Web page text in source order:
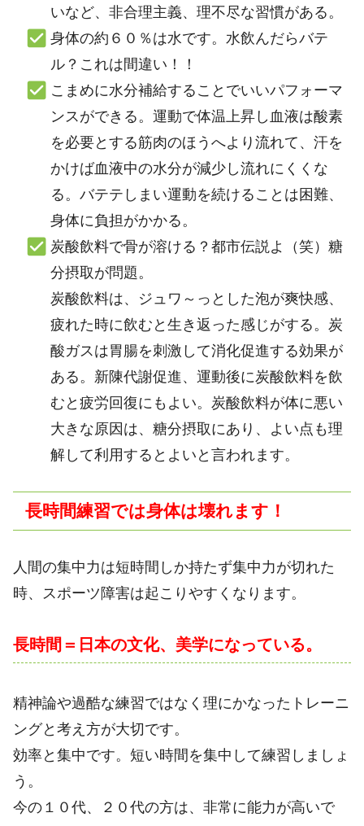
いなど、非合理主義、理不尽な習慣がある。
身体の約６０％は水です。水飲んだらバテ
ル？これは間違い！！
こまめに水分補給することでいいパフォーマ
ンスができる。運動で体温上昇し血液は酸素
を必要とする筋肉のほうへより流れて、汗を
かけば血液中の水分が減少し流れにくくな
る。バテテしまい運動を続けることは困難、
身体に負担がかかる。
炭酸飲料で骨が溶ける？都市伝説よ（笑）糖
分摂取が問題。
炭酸飲料は、ジュワ～っとした泡が爽快感、
疲れた時に飲むと生き返った感じがする。炭
酸ガスは胃腸を刺激して消化促進する効果が
ある。新陳代謝促進、運動後に炭酸飲料を飲
むと疲労回復にもよい。炭酸飲料が体に悪い
大きな原因は、糖分摂取にあり、よい点も理
解して利用するとよいと言われます。
長時間練習では身体は壊れます！
人間の集中力は短時間しか持たず集中力が切れた
時、スポーツ障害は起こりやすくなります。
長時間＝日本の文化、美学になっている。
精神論や過酷な練習ではなく理にかなったトレーニ
ングと考え方が大切です。
効率と集中です。短い時間を集中して練習しましょ
う。
今の１０代、２０代の方は、非常に能力が高いで